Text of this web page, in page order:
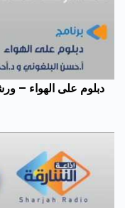
دبلوم على الهواء –